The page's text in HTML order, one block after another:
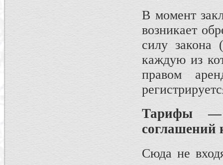
В момент
возникает
силу закона
каждую из
правом
Тарифы —
соглашений
Сюда не